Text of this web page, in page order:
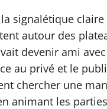
signalétique
autour des
devenir ami
au privé et le
chercher une
animant les